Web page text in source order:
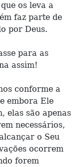
os leva a
faz parte de
por Deus.
para as
assim!
conforme a
embora Ele
elas são apenas
necessários,
o Seu
ocorrem
forem